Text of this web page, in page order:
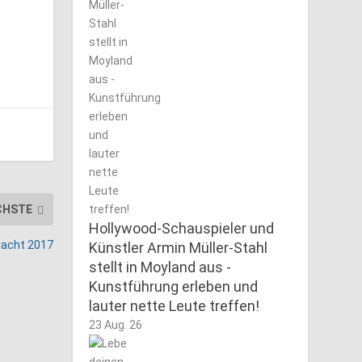
2017
Hollywood-Schauspieler und
Künstler Armin Müller-Stahl
stellt in Moyland aus -
Kunstführung erleben und
lauter nette Leute treffen!
23 Aug. 26